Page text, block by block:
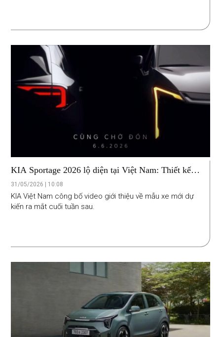
KIA Sportage 2026 lộ diện tại Việt Nam: Thiết kế
mới mẻ, hứa hẹn thêm hệ truyền động hybrid
31/05/2026 | 10:08
KIA Việt Nam công bố video giới thiệu về mẫu xe mới dự
kiến ra mắt cuối tuần sau.